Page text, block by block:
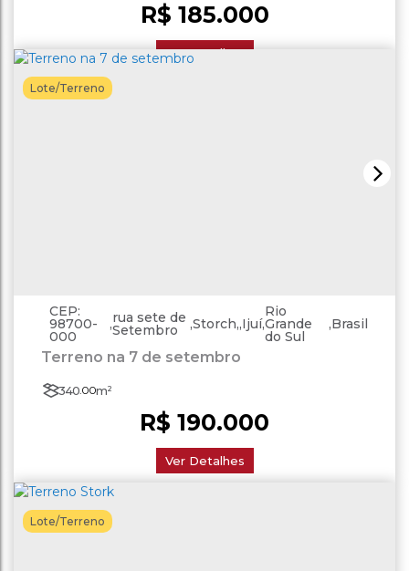
R$ 185.000
Ver Detalhes
Lote/Terreno
Terreno na 7 de setembro
R$ 190.000
CEP:
98700-
000
,rua sete de
Setembro ,Storch ,Ijuí,
Rio
Grande
do Sul
,Brasil
340.00m²
Ver Detalhes
Lote/Terreno